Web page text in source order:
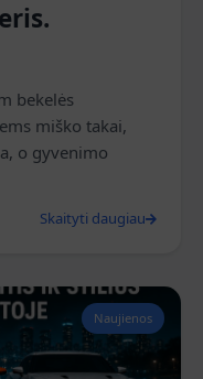
bekelės
miško takai,
o gyvenimo
Skaityti daugiau
Naujienos